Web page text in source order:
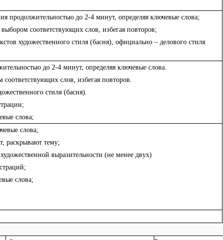
продолжительностью до 2-4 минут, определяя ключевые слова;
соответствующих слов, избегая повторов;
художественного стиля (басня), официально – делового стиля
до 2-4 минут, определяя ключевые слова.
слов, избегая повторов.
стиля (басня).
слова;
слова;
раскрывают тему;
выразительности (не менее двух)
слова;